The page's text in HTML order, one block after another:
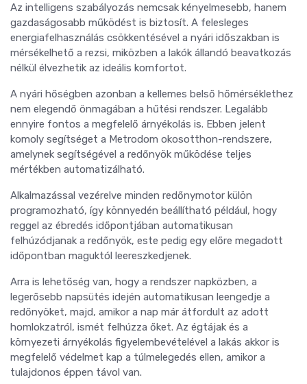
Az intelligens szabályozás nemcsak kényelmesebb, hanem
gazdaságosabb működést is biztosít. A felesleges
energiafelhasználás csökkentésével a nyári időszakban is
mérsékelhető a rezsi, miközben a lakók állandó beavatkozás
nélkül élvezhetik az ideális komfortot.
A nyári hőségben azonban a kellemes belső hőmérséklethez
nem elegendő önmagában a hűtési rendszer. Legalább
ennyire fontos a megfelelő árnyékolás is. Ebben jelent
komoly segítséget a Metrodom okosotthon-rendszere,
amelynek segítségével a redőnyök működése teljes
mértékben automatizálható.
Alkalmazással vezérelve minden redőnymotor külön
programozható, így könnyedén beállítható például, hogy
reggel az ébredés időpontjában automatikusan
felhúzódjanak a redőnyök, este pedig egy előre megadott
időpontban maguktól leereszkedjenek.
Arra is lehetőség van, hogy a rendszer napközben, a
legerősebb napsütés idején automatikusan leengedje a
redőnyöket, majd, amikor a nap már átfordult az adott
homlokzatról, ismét felhúzza őket. Az égtájak és a
környezeti árnyékolás figyelembevételével a lakás akkor is
megfelelő védelmet kap a túlmelegedés ellen, amikor a
tulajdonos éppen távol van.